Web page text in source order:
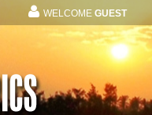
WELCOME GUEST